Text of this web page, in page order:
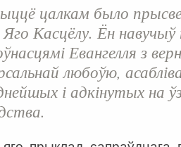
цалкам было
Касцёлу. Ён
Евангелля з
любоўю,
і адкінутых на